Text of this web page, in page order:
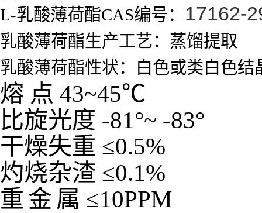
L-乳酸薄荷酯CAS编号： 17162-
乳酸薄荷酯生产工艺：蒸馏提取
乳酸薄荷酯性状：白色或类白色结
熔 点 43~45℃
比旋光度 -81°~ -83°
干燥失重 ≤0.5%
灼烧杂渣 ≤0.1%
重 金 属 ≤10PPM